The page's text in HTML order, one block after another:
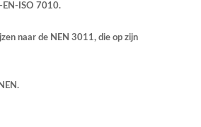
EN-ISO 7010.
naar de NEN 3011, die op zijn